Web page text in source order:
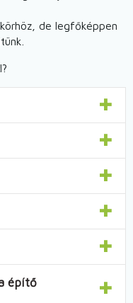
de legfőképpen
építő